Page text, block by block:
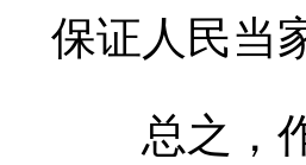
保证人民当
总之，作